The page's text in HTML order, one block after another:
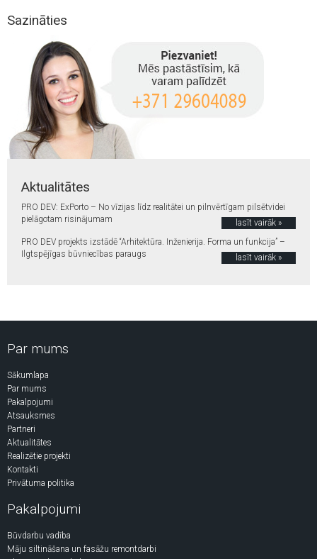
Sazināties
Aktualitātes
PRO DEV: ExPorto – No vīzijas līdz realitātei un pilnvērtīgam pilsētvidei
pielāgotam risinājumam
lasīt vairāk »
PRO DEV projekts izstādē “Arhitektūra. Inženierija. Forma un funkcija” –
Ilgtspējīgas būvniecības paraugs
lasīt vairāk »
Par mums
Sākumlapa
Par mums
Pakalpojumi
Atsauksmes
Partneri
Aktualitātes
Realizētie projekti
Kontakti
Privātuma politika
Pakalpojumi
Būvdarbu vadība
Māju siltināšana un fasāžu remontdarbi